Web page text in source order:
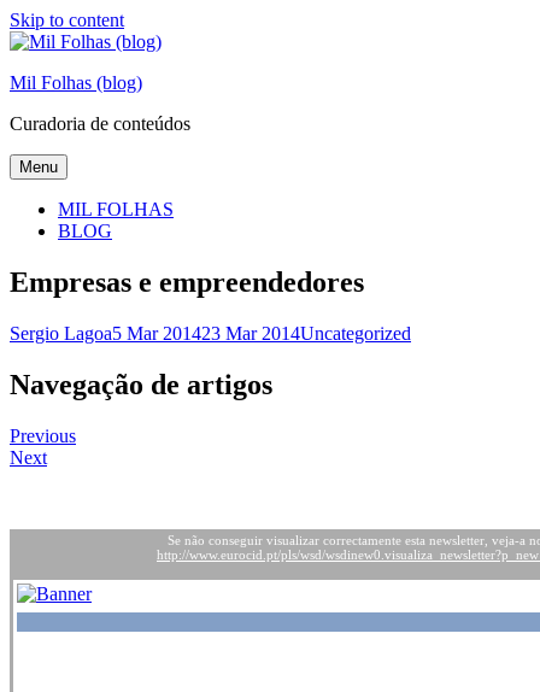
Skip to content
Mil Folhas (blog)
Curadoria de conteúdos
Menu
MIL FOLHAS
BLOG
Empresas e empreendedores
Sergio Lagoa5 Mar 201423 Mar 2014Uncategorized
Navegação de artigos
Previous
Next
Se não conseguir visualizar correctamente esta newsletter, veja-a
http://www.eurocid.pt/pls/wsd/